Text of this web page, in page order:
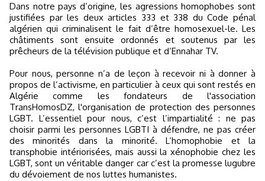
Dans notre pays d’origine, les agressions homophobes sont
justifiées par les deux articles 333 et 338 du Code pénal
algérien qui criminalisent le fait d’être homosexuel-le. Les
châtiments sont ensuite ordonnés et soutenus par les
prêcheurs de la télévision publique et d’Ennahar TV.
Pour nous, personne n’a de leçon à recevoir ni à donner à
propos de l’activisme, en particulier à ceux qui sont restés en
Algérie comme les fondateurs de l'association
TransHomosDZ, l'organisation de protection des personnes
LGBT. L’essentiel pour nous, c’est l’impartialité : ne pas
choisir parmi les personnes LGBTI à défendre, ne pas créer
des minorités dans la minorité. L’homophobie et la
transphobie intériorisées, mais aussi la xénophobie chez les
LGBT, sont un véritable danger car c’est la promesse lugubre
du dévoiement de nos luttes humanistes.